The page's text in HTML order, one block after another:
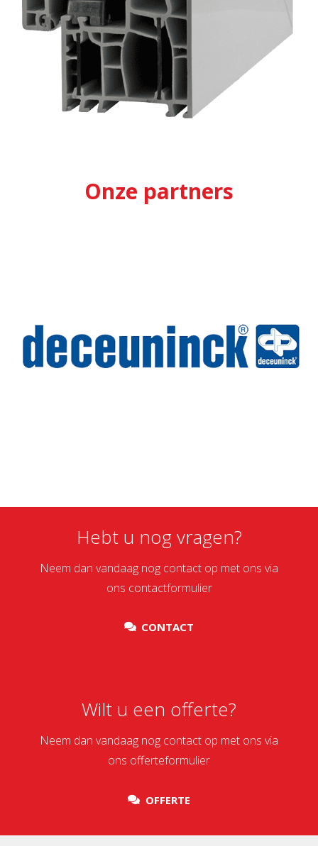
Onze partners
Wilms
Hebt u nog vragen?
Neem dan vandaag nog contact op met ons via
ons contactformulier
CONTACT
Wilt u een offerte?
Neem dan vandaag nog contact op met ons via
ons offerteformulier
OFFERTE